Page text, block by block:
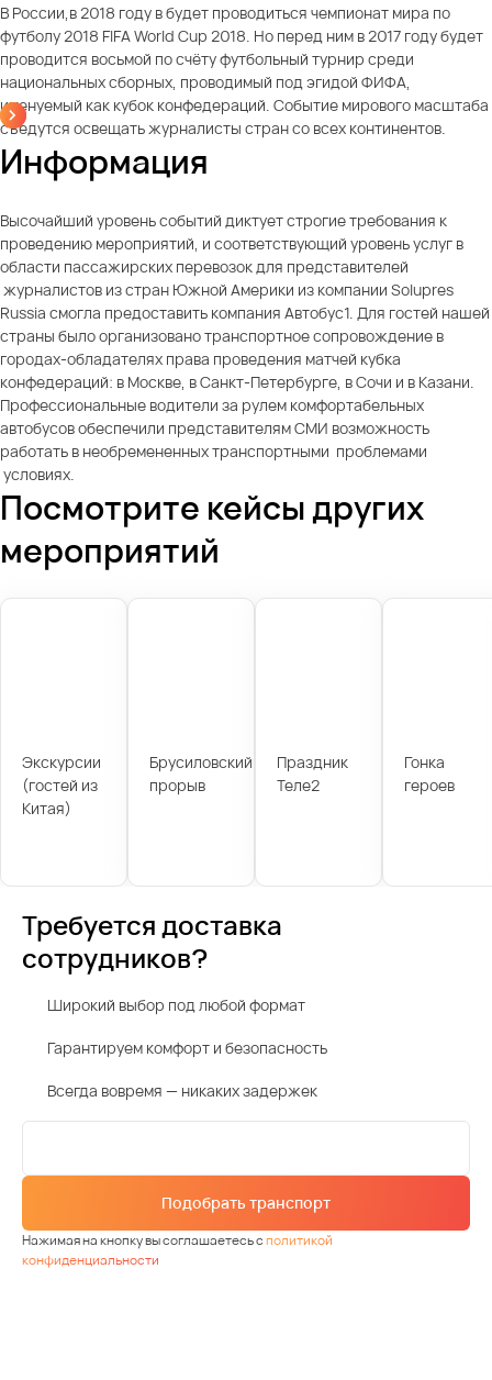
В России,в 2018 году в будет проводиться чемпионат мира по
футболу 2018 FIFA World Cup 2018. Но перед ним в 2017 году будет
проводится восьмой по счёту футбольный турнир среди
национальных сборных, проводимый под эгидой ФИФА,
именуемый как кубок конфедераций. Событие мирового масштаба
съедутся освещать журналисты стран со всех континентов.
Информация
Высочайший уровень событий диктует строгие требования к
проведению мероприятий, и соответствующий уровень услуг в
области пассажирских перевозок для представителей
журналистов из стран Южной Америки из компании Solupres
Russia смогла предоставить компания Автобус1. Для гостей нашей
страны было организовано транспортное сопровождение в
городах-обладателях права проведения матчей кубка
конфедераций: в Москве, в Санкт-Петербурге, в Сочи и в Казани.
Профессиональные водители за рулем комфортабельных
автобусов обеспечили представителям СМИ возможность
работать в необремененных транспортными проблемами
условиях.
Посмотрите кейсы других
мероприятий
Экскурсии
(гостей из
Китая)
Брусиловский
прорыв
Праздник
Теле2
Гонка
героев
Требуется доставка
сотрудников?
Широкий выбор под любой формат
Гарантируем комфорт и безопасность
Всегда вовремя — никаких задержек
Подобрать транспорт
Нажимая на кнопку вы соглашаетесь сполитикой
конфиденциальности